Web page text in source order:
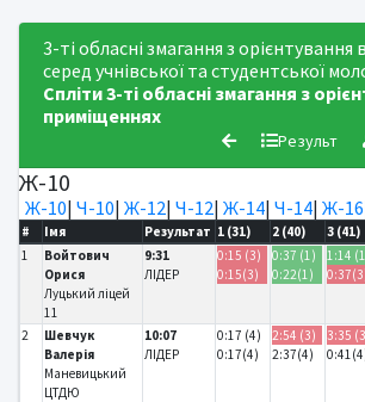
3-ті обласні змагання з
серед учнівської та студентської
Спліти3-ті обласні змагання з
приміщеннях
Результ
Ж-10
Ж-10| Ч-10| Ж-12| Ч-12| Ж-14| Ч-14| Ж-16
# Імя Результат 1 (31) 2 (40) 3 (41)
1
Войтович
Орися
Луцький ліцей
11
9:31
ЛІДЕР
0:15 (3)
0:15(3)
0:37 (1)
0:22(1)
1:14
2
Шевчук
Валерія
Маневицький
ЦТДЮ
10:07
ЛІДЕР
0:17 (4)
0:17(4)
2:54 (3)
2:37(4)
3:35